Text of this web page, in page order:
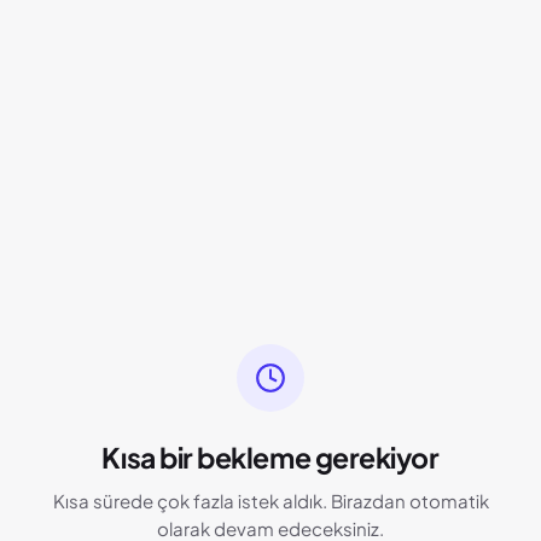
Kısa bir bekleme gerekiyor
Kısa sürede çok fazla istek aldık. Birazdan otomatik
olarak devam edeceksiniz.